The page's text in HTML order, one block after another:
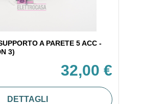
A PARETE 5 ACC -
3)
32,00 €
DETTAGLI